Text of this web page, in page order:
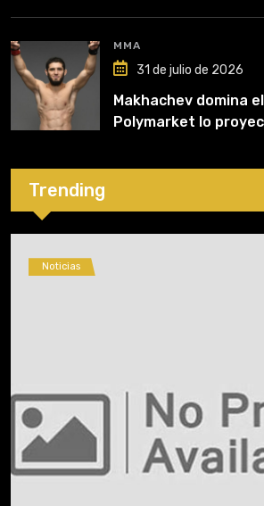
MMA
31 de julio de 2026
Makhachev domina
Polymarket lo
Trending
Noticias